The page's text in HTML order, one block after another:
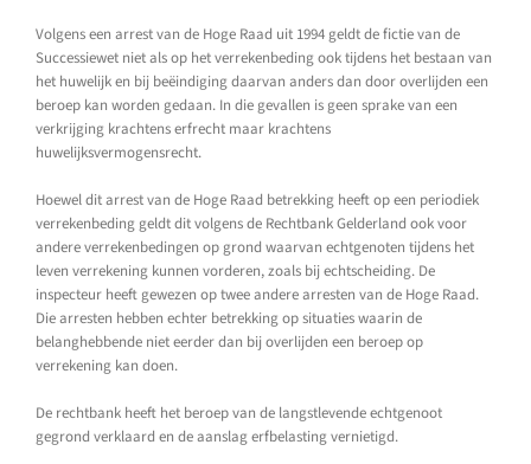
Volgens een arrest van de Hoge Raad uit 1994 geldt de fictie van de
Successiewet niet als op het verrekenbeding ook tijdens het bestaan van
het huwelijk en bij beëindiging daarvan anders dan door overlijden een
beroep kan worden gedaan. In die gevallen is geen sprake van een
verkrijging krachtens erfrecht maar krachtens
huwelijksvermogensrecht.
Hoewel dit arrest van de Hoge Raad betrekking heeft op een periodiek
verrekenbeding geldt dit volgens de Rechtbank Gelderland ook voor
andere verrekenbedingen op grond waarvan echtgenoten tijdens het
leven verrekening kunnen vorderen, zoals bij echtscheiding. De
inspecteur heeft gewezen op twee andere arresten van de Hoge Raad.
Die arresten hebben echter betrekking op situaties waarin de
belanghebbende niet eerder dan bij overlijden een beroep op
verrekening kan doen.
De rechtbank heeft het beroep van de langstlevende echtgenoot
gegrond verklaard en de aanslag erfbelasting vernietigd.